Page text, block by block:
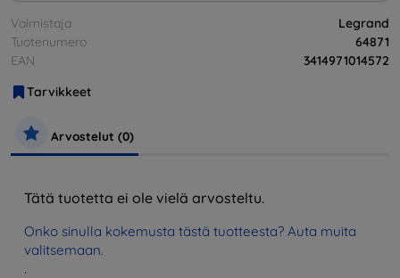
Valmistaja
Legrand
Tuotenumero
64871
EAN
3414971014572
Tarvikkeet
Arvostelut (0)
Tätä tuotetta ei ole vielä arvosteltu.
Onko sinulla kokemusta tästä tuotteesta? Auta muita
valitsemaan.
.